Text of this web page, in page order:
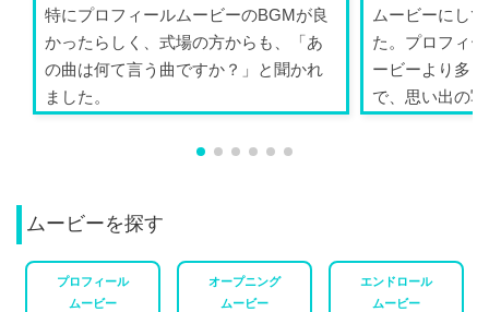
特にプロフィールムービーのBGMが良
かったらしく、式場の方からも、「あ
の曲は何て言う曲ですか？」と聞かれ
ました。
ムービーにし
た。プロフィ
ービーより多
で、思い出の
ムービーを探す
プロフィール
ムービー
オープニング
ムービー
エンドロール
ムービー